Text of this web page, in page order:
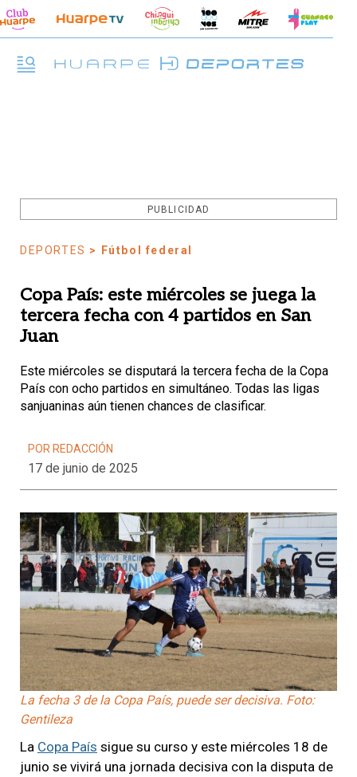
PUBLICIDAD
DEPORTES > Fútbol federal
Copa País: este miércoles se juega la
tercera fecha con 4 partidos en San
Juan
Este miércoles se disputará la tercera fecha de la Copa
País con ocho partidos en simultáneo. Todas las ligas
sanjuaninas aún tienen chances de clasificar.
POR REDACCIÓN
17 de junio de 2025
La fecha 3 de la Copa País, puede ser decisiva. Foto:
Gentileza
La Copa País sigue su curso y este miércoles 18 de
junio se vivirá una jornada decisiva con la disputa de